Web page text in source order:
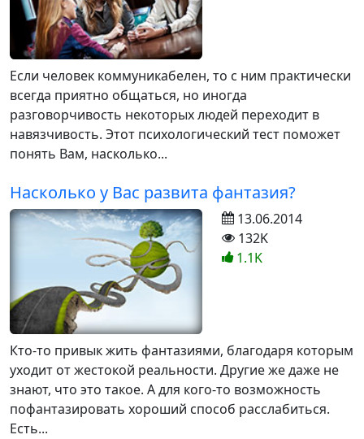
Если человек коммуникабелен, то с ним практически
всегда приятно общаться, но иногда
разговорчивость некоторых людей переходит в
навязчивость. Этот психологический тест поможет
понять Вам, насколько...
Насколько у Вас развита фантазия?
Кто-то привык жить фантазиями, благодаря которым
уходит от жестокой реальности. Другие же даже не
знают, что это такое. А для кого-то возможность
пофантазировать хороший способ расслабиться.
Есть...
13.06.2014
132K
1.1K